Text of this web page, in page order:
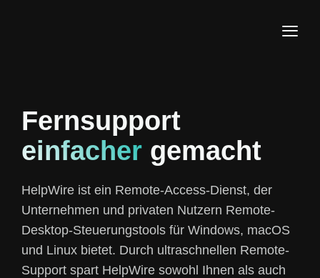
Fernsupport
einfacher gemacht
HelpWire ist ein Remote-Access-Dienst, der
Unternehmen und privaten Nutzern Remote-
Desktop-Steuerungstools für Windows, macOS
und Linux bietet. Durch ultraschnellen Remote-
Support spart HelpWire sowohl Ihnen als auch